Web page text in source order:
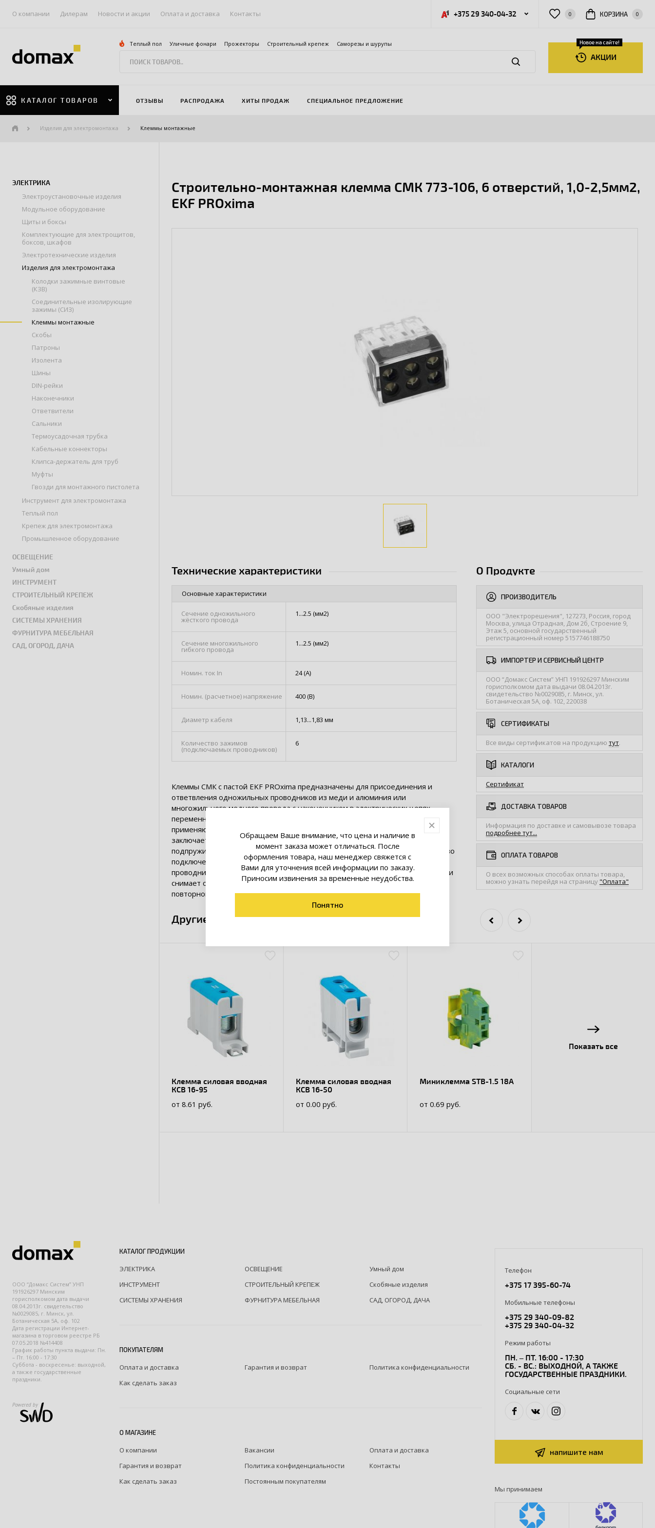
О компании Дилерам Новости и акции Оплата и доставка Контакты +375 29 340-04-32 0 КОРЗИНА 0
Теплый пол Уличные фонари Прожекторы Строительный крепеж Саморезы и шурупы
АКЦИИ
Новое на сайте!
КАТАЛОГ ТОВАРОВ ОТЗЫВЫ РАСПРОДАЖА ХИТЫ ПРОДАЖ СПЕЦИАЛЬНОЕ ПРЕДЛОЖЕНИЕ
Изделия для электромонтажа Клеммы монтажные
ЭЛЕКТРИКА
Электроустановочные изделия
Модульное оборудование
Щиты и боксы
Комплектующие для электрощитов,
боксов, шкафов
Электротехнические изделия
Изделия для электромонтажа
Колодки зажимные винтовые
(КЗВ)
Соединительные изолирующие
зажимы (СИЗ)
Клеммы монтажные
Скобы
Патроны
Изолента
Шины
DIN-рейки
Наконечники
Ответвители
Сальники
Термоусадочная трубка
Кабельные коннекторы
Клипса-держатель для труб
Муфты
Гвозди для монтажного пистолета
Инструмент для электромонтажа
Теплый пол
Крепеж для электромонтажа
Промышленное оборудование
ОСВЕЩЕНИЕ
Умный дом
ИНСТРУМЕНТ
СТРОИТЕЛЬНЫЙ КРЕПЕЖ
Скобяные изделия
СИСТЕМЫ ХРАНЕНИЯ
ФУРНИТУРА МЕБЕЛЬНАЯ
САД, ОГОРОД, ДАЧА
Строительно-монтажная клемма СМК 773-106, 6 отверстий, 1,0-2,5мм2,
EKF PROxima
Технические характеристики
Основные характеристики
Сечение одножильного
жёсткого провода
1...2.5 (мм2)
Сечение многожильного
гибкого провода
1...2.5 (мм2)
Номин. ток In 24 (А)
Номин. (расчетное) напряжение 400 (В)
Диаметр кабеля 1,13...1,83 мм
Количество зажимов
(подключаемых проводников)
6
Клеммы СМК с пастой EKF PROxima предназначены для присоединения и
ответвления одножильных проводников из меди и алюминия или
многожильного медного провода с наконечником в электрических цепях
переменного тока с частотой 50 Гц напряжением до 400 В. Клеммы
применяются в распределительных коробках.Удобство данных клемм
заключается в безвинтовом креплении проводников (используется
подпружиненная стальная пластина с антикоррозионным покрытием). Качество
подключения не зависит от квалификации электромонтажника. Каждый
проводник имеет отдельное клеммное место. Контактная паста автоматически
снимает окисную пленку с алюминиевых проводов и предохраняет их от
повторного окисления.
О Продукте
ПРОИЗВОДИТЕЛЬ
ООО "Электрорешения", 127273, Россия, город
Москва, улица Отрадная, Дом 2б, Строение 9,
Этаж 5, основной государственный
регистрационный номер 5157746188750
ИМПОРТЕР И СЕРВИСНЫЙ ЦЕНТР
ООО “Домакс Систем” УНП 191926297 Минским
горисполкомом дата выдачи 08.04.2013г.
свидетельство №0029085, г. Минск, ул.
Ботаническая 5А, оф. 102, 220038
СЕРТИФИКАТЫ
Все виды сертификатов на продукцию тут.
КАТАЛОГИ
Сертификат
ДОСТАВКА ТОВАРОВ
Информация по доставке и самовывозе товара
подробнее тут...
ОПЛАТА ТОВАРОВ
О всех возможных способах оплаты товара,
можно узнать перейдя на страницу "Оплата"
Другие товары коллекции
Клемма силовая вводная
КСВ 16-95
от 8.61 руб.
Клемма силовая вводная
КСВ 16-50
от 0.00 руб.
Миниклемма STB-1.5 18A
от 0.69 руб.
Показать все
ООО “Домакс Систем” УНП
191926297 Минским
горисполкомом дата выдачи
08.04.2013г. свидетельство
№0029085, г. Минск, ул.
Ботаническая 5А, оф. 102
Дата регистрации Интернет-
магазина в торговом реестре РБ
07.05.2018 №414408
График работы пункта выдачи: Пн.
– Пт. 16:00 - 17:30
Суббота - воскресенье: выходной,
а также государственные
праздники.
Powered by
КАТАЛОГ ПРОДУКЦИИ
ЭЛЕКТРИКА ОСВЕЩЕНИЕ
Умный дом
ИНСТРУМЕНТ
СТРОИТЕЛЬНЫЙ КРЕПЕЖ
Скобяные изделия
СИСТЕМЫ ХРАНЕНИЯ
ФУРНИТУРА МЕБЕЛЬНАЯ САД, ОГОРОД, ДАЧА
ПОКУПАТЕЛЯМ
Оплата и доставка Гарантия и возврат
Политика конфиденциальности
Как сделать заказ
О МАГАЗИНЕ
О компании Вакансии
Оплата и доставка
Гарантия и возврат
Политика конфиденциальности
Контакты
Как сделать заказ
Постоянным покупателям
Телефон
+375 17 395-60-74
Мобильные телефоны
+375 29 340-09-82
+375 29 340-04-32
Режим работы
ПН. – ПТ. 16:00 - 17:30
СБ. - ВС.: ВЫХОДНОЙ, А ТАКЖЕ
ГОСУДАРСТВЕННЫЕ ПРАЗДНИКИ.
Социальные сети
напишите нам
Мы принимаем
Обращаем Ваше внимание, что цена и наличие в
момент заказа может отличаться. После
оформления товара, наш менеджер свяжется с
Вами для уточнения всей информации по заказу.
Приносим извинения за временные неудобства.
Понятно